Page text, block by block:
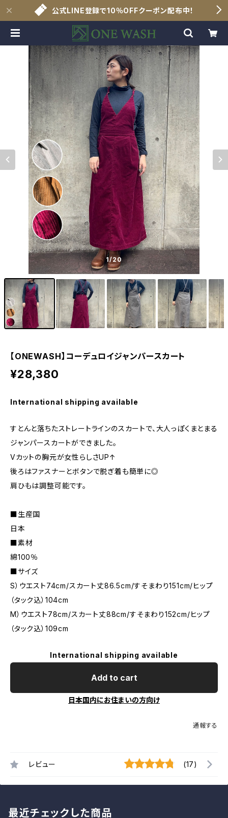
公式LINE登録で10％OFFクーポン配布中！
1/20
【ONEWASH】コーデュロイジャンパースカート
¥28,380
International shipping available
すとんと落ちたストレートラインのスカートで、大人っぽくまとまる
ジャンパースカートができました。
Vカットの胸元が女性らしさUP↑
後ろはファスナーとボタンで脱ぎ着も簡単に◎
肩ひもは調整可能です。
■生産国
日本
■素材
綿100％
■サイズ
S）ウエスト74cm/スカート丈86.5cm/すそまわり151cm/ヒップ
（タック込）104cm
M）ウエスト78cm/スカート丈88cm/すそまわり152cm/ヒップ
（タック込）109cm
International shipping available
Add to cart
日本国内にお住まいの方向け
通報する
レビュー (17)
最近チェックした商品